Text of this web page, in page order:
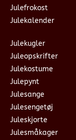
Julefrokost
Julekalender
Julekugler
Juleopskrifter
Julekostume
Julepynt
Julesange
Julesengetøj
Juleskjorte
Julesmåkager